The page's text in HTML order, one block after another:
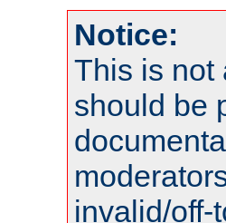
Notice:
This is not
should be
invalid/off-